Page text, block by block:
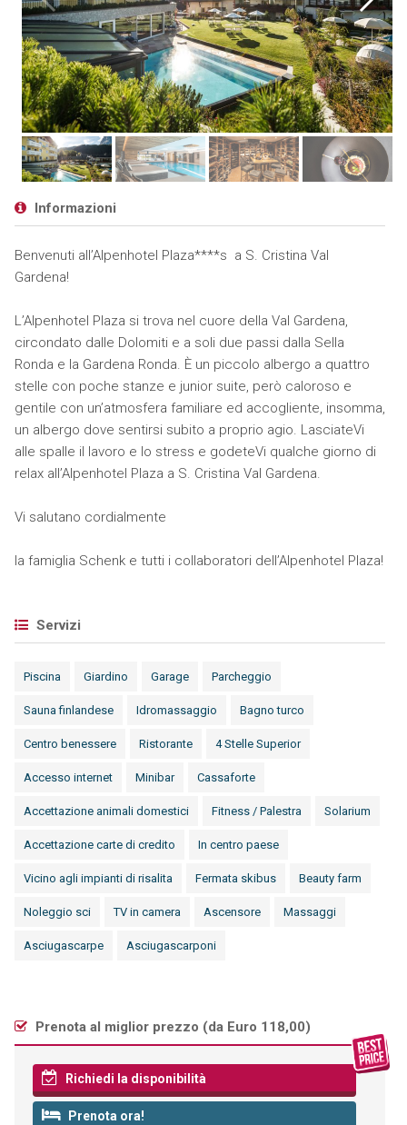
Informazioni
Benvenuti all’Alpenhotel Plaza****s a S. Cristina Val
Gardena!
L’Alpenhotel Plaza si trova nel cuore della Val Gardena,
circondato dalle Dolomiti e a soli due passi dalla Sella
Ronda e la Gardena Ronda. È un piccolo albergo a quattro
stelle con poche stanze e junior suite, però caloroso e
gentile con un’atmosfera familiare ed accogliente, insomma,
un albergo dove sentirsi subito a proprio agio. LasciateVi
alle spalle il lavoro e lo stress e godeteVi qualche giorno di
relax all’Alpenhotel Plaza a S. Cristina Val Gardena.
Vi salutano cordialmente
la famiglia Schenk e tutti i collaboratori dell’Alpenhotel Plaza!
Servizi
Piscina Giardino Garage Parcheggio
Sauna finlandese Idromassaggio Bagno turco
Centro benessere Ristorante 4 Stelle Superior
Accesso internet Minibar Cassaforte
Accettazione animali domestici Fitness / Palestra Solarium
Accettazione carte di credito In centro paese
Vicino agli impianti di risalita Fermata skibus Beauty farm
Noleggio sci TV in camera Ascensore Massaggi
Asciugascarpe Asciugascarponi
Prenota al miglior prezzo (da Euro 118,00)
Richiedi la disponibilità
Prenota ora!